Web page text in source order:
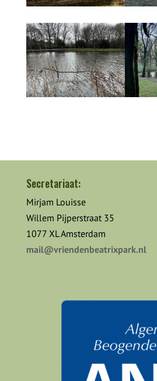
Secretariaat:
Mirjam Louisse
Willem Pijperstraat 35
1077 XL Amsterdam
mail@vriendenbeatrixpark.nl